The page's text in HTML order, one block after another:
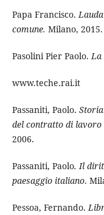
Papa Francisco.
comune. Milano, 2015.
Pasolini Pier Paolo. La
www.teche.rai.it
Passaniti, Paolo.
del contratto di lavoro
2006.
Passaniti, Paolo. Il
paesaggio italiano.
Pessoa, Fernando.